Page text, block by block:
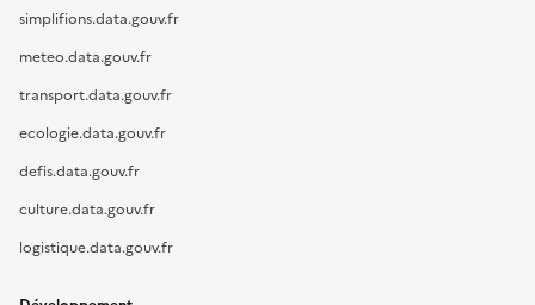
simplifions.data.gouv.fr
meteo.data.gouv.fr
transport.data.gouv.fr
ecologie.data.gouv.fr
defis.data.gouv.fr
culture.data.gouv.fr
logistique.data.gouv.fr